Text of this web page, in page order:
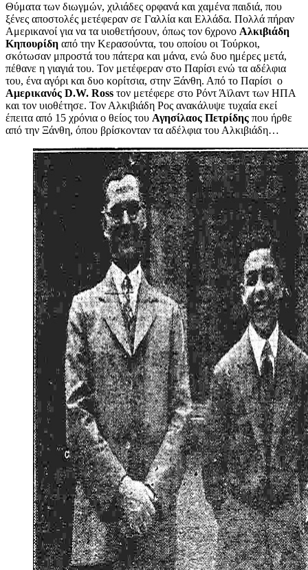
Θύματα των διωγμών, χιλιάδες ορφανά και χαμένα παιδιά, που
ξένες αποστολές μετέφεραν σε Γαλλία και Ελλάδα. Πολλά πήραν
Αμερικανοί για να τα υιοθετήσουν, όπως τον 6χρονο Αλκιβιάδη
Κηπουρίδη από την Κερασούντα, του οποίου οι Τούρκοι,
σκότωσαν μπροστά του πάτερα και μάνα, ενώ δυο ημέρες μετά,
πέθανε η γιαγιά του. Τον μετέφεραν στο Παρίσι ενώ τα αδέλφια
του, ένα αγόρι και δυο κορίτσια, στην Ξάνθη. Από το Παρίσι ο
Αμερικανός D.W. Ross τον μετέφερε στο Ρόντ Άϊλαντ των ΗΠΑ
και τον υιοθέτησε. Τον Αλκιβιάδη Ρος ανακάλυψε τυχαία εκεί
έπειτα από 15 χρόνια ο θείος του Αγησίλαος Πετρίδης που ήρθε
από την Ξάνθη, όπου βρίσκονταν τα αδέλφια του Αλκιβιάδη…